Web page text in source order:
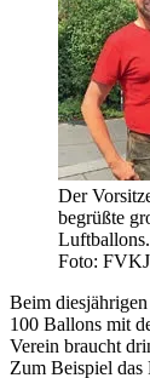
Der
begrüßte
Luftballons.
Foto: FVKJ
Beim
100 Ballons mit
Verein braucht
Zum Beispiel das